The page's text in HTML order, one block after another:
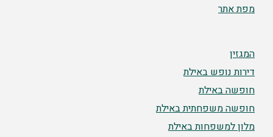
מפת אתר
המגזין
דירות נופש באילת
חופשה באילת
חופשה משפחתית באילת
מלון למשפחות באילת